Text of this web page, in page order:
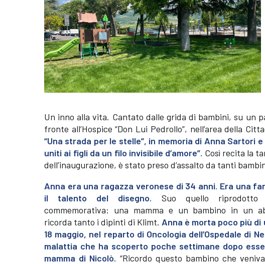
Un inno alla vita. Cantato dalle grida di bambini, su un
fronte all’Hospice “Don Lui Pedrollo”, nell’area della
“Una strada per le stelle”, in memoria di Anna Sartori
uniti ai figli da un filo invisibile d’amore”. Così recita la
dell’inaugurazione, è stato preso d’assalto da tanti
Anna era una ragazza veronese di 34 anni. Era una
il talento del disegno. Suo quello riprodotto
commemorativa: una mamma e un bambino in un
ricorda tanto i dipinti di Klimt. Anna è morta poco più di
18 maggio, nel reparto di Oncologia dell’Ospedale di
malattia che ha scoperto poche settimane dopo
mamma di Nicolò. “Ricordo questo bambino che